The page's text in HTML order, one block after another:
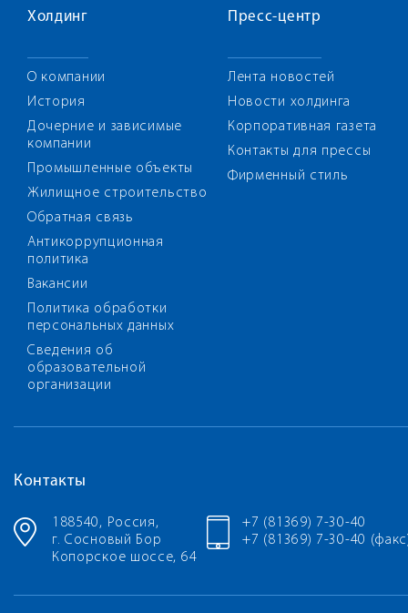
Холдинг
О компании
История
Дочерние и зависимые
компании
Промышленные объекты
Жилищное строительство
Обратная связь
Антикоррупционная
политика
Вакансии
Политика обработки
персональных данных
Сведения об
образовательной
организации
Пресс-центр
Лента новостей
Новости холдинга
Корпоративная газета
Контакты для прессы
Фирменный стиль
Контакты
188540, Россия,
г. Сосновый Бор
Копорское шоссе, 64
+7 (81369) 7-30-40
+7 (81369) 7-30-40